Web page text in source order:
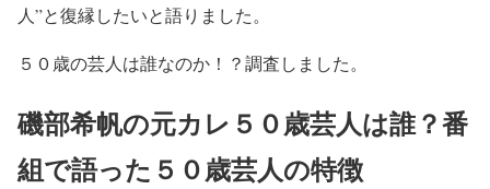
人”と復縁したいと語りました。
５０歳の芸人は誰なのか！？調査しました。
磯部希帆の元カレ５０歳芸人は誰？番
組で語った５０歳芸人の特徴